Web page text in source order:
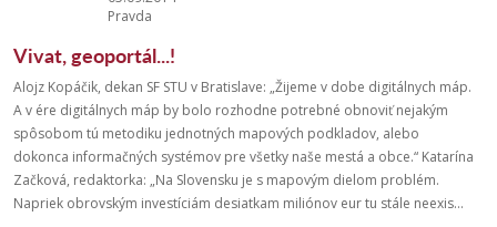
Pravda
Vivat, geoportál...!
Alojz Kopáčik, dekan SF STU v Bratislave: „Žijeme v dobe digitálnych máp.
A v ére digitálnych máp by bolo rozhodne potrebné obnoviť nejakým
spôsobom tú metodiku jednotných mapových podkladov, alebo
dokonca informačných systémov pre všetky naše mestá a obce.“ Katarína
Začková, redaktorka: „Na Slovensku je s mapovým dielom problém.
Napriek obrovským investíciám desiatkam miliónov eur tu stále neexis...